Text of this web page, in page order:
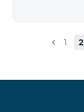
1 2